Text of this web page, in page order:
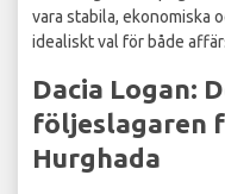
vara stabila, ekonomiska
idealiskt val för både
Dacia Logan:
följeslagaren
Hurghada